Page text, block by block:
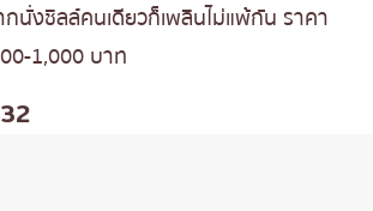
นั่งชิลล์คนเดียวก็เพลินไม่แพ้กัน ราคา
1,000 บาท